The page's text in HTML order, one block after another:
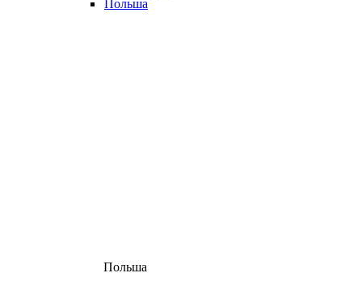
Польша
Польша